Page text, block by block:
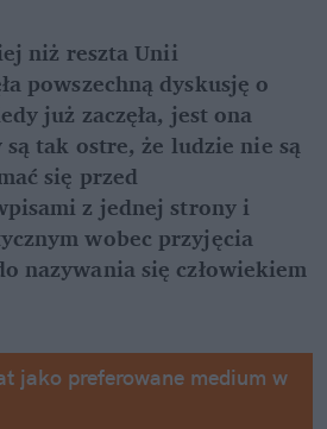
niż reszta Unii
powszechną dyskusję o
już zaczęła, jest ona
tak ostre, że ludzie nie są
się przed
z jednej strony i
wobec przyjęcia
nazywania się człowiekiem
jako preferowane medium w